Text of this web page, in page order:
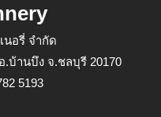
อรี่ จำกัด
.บ้านบึง จ.ชลบุรี 20170
5193